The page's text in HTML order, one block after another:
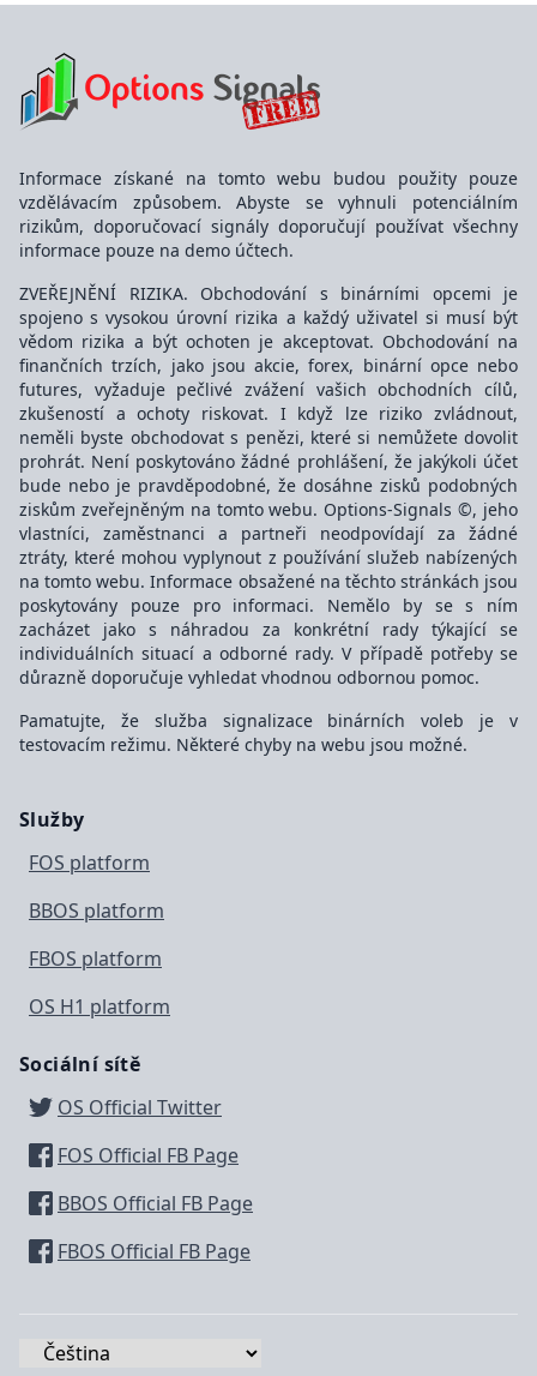
Informace získané na tomto webu budou použity pouze
vzdělávacím způsobem. Abyste se vyhnuli potenciálním
rizikům, doporučovací signály doporučují používat všechny
informace pouze na demo účtech.
ZVEŘEJNĚNÍ RIZIKA. Obchodování s binárními opcemi je
spojeno s vysokou úrovní rizika a každý uživatel si musí být
vědom rizika a být ochoten je akceptovat. Obchodování na
finančních trzích, jako jsou akcie, forex, binární opce nebo
futures, vyžaduje pečlivé zvážení vašich obchodních cílů,
zkušeností a ochoty riskovat. I když lze riziko zvládnout,
neměli byste obchodovat s penězi, které si nemůžete dovolit
prohrát. Není poskytováno žádné prohlášení, že jakýkoli účet
bude nebo je pravděpodobné, že dosáhne zisků podobných
ziskům zveřejněným na tomto webu. Options-Signals ©, jeho
vlastníci, zaměstnanci a partneři neodpovídají za žádné
ztráty, které mohou vyplynout z používání služeb nabízených
na tomto webu. Informace obsažené na těchto stránkách jsou
poskytovány pouze pro informaci. Nemělo by se s ním
zacházet jako s náhradou za konkrétní rady týkající se
individuálních situací a odborné rady. V případě potřeby se
důrazně doporučuje vyhledat vhodnou odbornou pomoc.
Pamatujte, že služba signalizace binárních voleb je v
testovacím režimu. Některé chyby na webu jsou možné.
Služby
FOS platform
BBOS platform
FBOS platform
OS H1 platform
Sociální sítě
OS Official Twitter
FOS Official FB Page
BBOS Official FB Page
FBOS Official FB Page